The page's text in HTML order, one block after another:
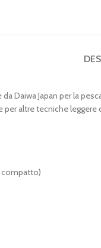
Daiwa Japan per la
altre tecniche
compatto)